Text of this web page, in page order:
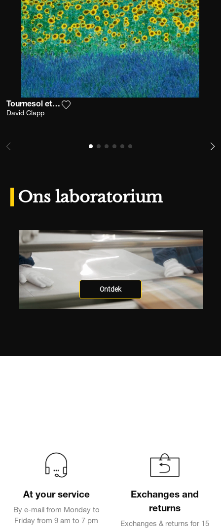
Tournesol et lavande
David Clapp
Ons laboratorium
Ontdek
At your service
By e-mail from Monday to
Friday from 9 am to 7 pm
Exchanges and
returns
Exchanges & returns for 15